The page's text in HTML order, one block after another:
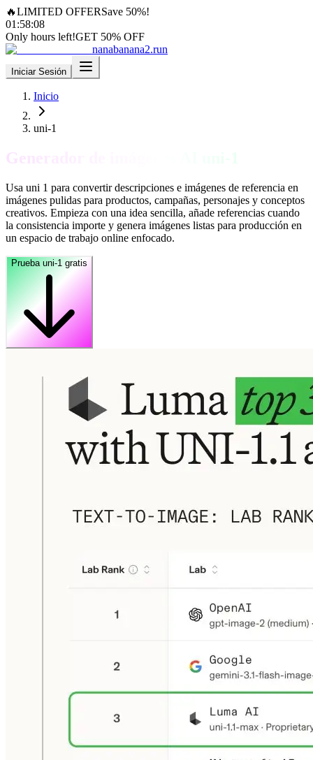
🔥LIMITED OFFERSave 50%!
01 :58:06
Only hours left!GET 50% OFF
nanabanana2.run
Iniciar Sesión
Inicio
uni-1
Generador de imágenes AI uni-1
Usa uni 1 para convertir descripciones e imágenes de referencia en
imágenes pulidas para productos, campañas, personajes y conceptos
creativos. Empieza con una idea sencilla, añade referencias cuando
la consistencia importe y genera imágenes listas para producción en
un espacio de trabajo online enfocado.
Prueba uni-1 gratis